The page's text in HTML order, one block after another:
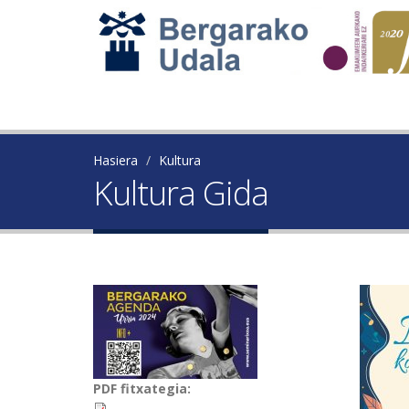
Hasiera Kultura
Kultura Gida
PDF fitxategia: